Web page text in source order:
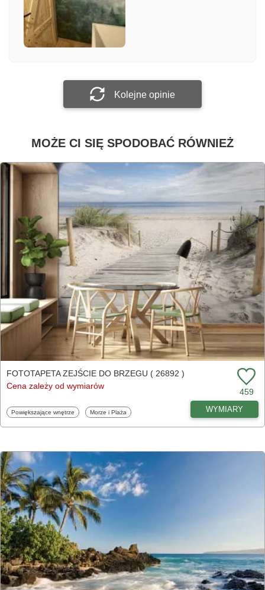
Załącz zdjęcie
Kolejne opinie
MOŻE CI SIĘ SPODOBAĆ RÓWNIEŻ
FOTOTAPETA ZEJŚCIE DO BRZEGU ( 26892 )
Cena zależy od wymiarów
459
Fototapety
Powiększające wnętrze Fototapety
Morze i Plaża WYMIARY